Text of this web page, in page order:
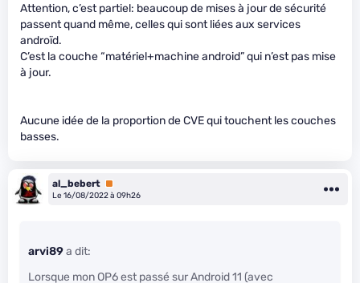
Attention, c’est partiel: beaucoup de mises à jour de sécurité
passent quand même, celles qui sont liées aux services
androïd.
C’est la couche “matériel+machine android” qui n’est pas mise
à jour.
Aucune idée de la proportion de CVE qui touchent les couches
basses.
al_bebert Premium
Le 16/08/2022 à 09h26
arvi89a dit:
Lorsque mon OP6 est passé sur Android 11 (avec